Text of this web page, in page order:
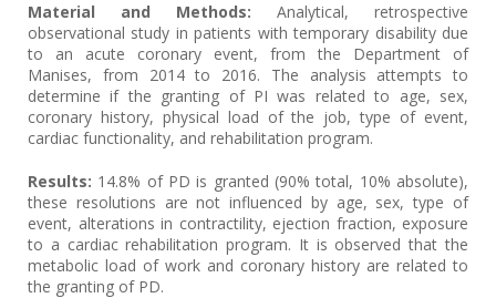
Material and Methods: Analytical, retrospective
observational study in patients with temporary disability due
to an acute coronary event, from the Department of
Manises, from 2014 to 2016. The analysis attempts to
determine if the granting of PI was related to age, sex,
coronary history, physical load of the job, type of event,
cardiac functionality, and rehabilitation program.
Results: 14.8% of PD is granted (90% total, 10% absolute),
these resolutions are not influenced by age, sex, type of
event, alterations in contractility, ejection fraction, exposure
to a cardiac rehabilitation program. It is observed that the
metabolic load of work and coronary history are related to
the granting of PD.